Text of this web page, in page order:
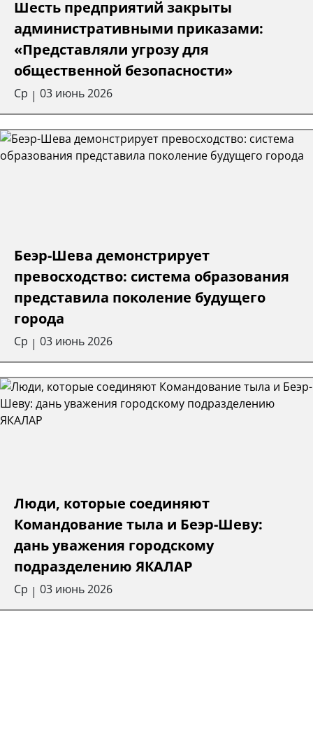
Шесть предприятий закрыты
административными приказами:
«Представляли угрозу для
общественной безопасности»
Ср | 03 июнь 2026
Беэр-Шева демонстрирует
превосходство: система образования
представила поколение будущего
города
Ср | 03 июнь 2026
Люди, которые соединяют
Командование тыла и Беэр-Шеву:
дань уважения городскому
подразделению ЯКАЛАР
Ср | 03 июнь 2026